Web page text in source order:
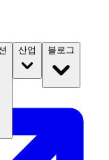
산업 블로그